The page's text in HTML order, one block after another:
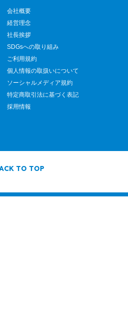
会社概要
経営理念
社長挨拶
SDGsへの取り組み
ご利用規約
個人情報の取扱いについて
ソーシャルメディア規約
特定商取引法に基づく表記
採用情報
TO TOP